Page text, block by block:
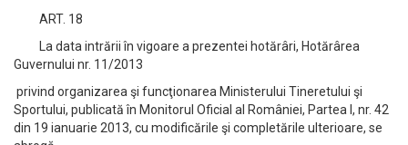
ART. 18
La data intrării în vigoare a prezentei hotărâri, Hotărârea
Guvernului nr. 11/2013
privind organizarea şi funcţionarea Ministerului Tineretului şi
Sportului, publicată în Monitorul Oficial al României, Partea I, nr. 42
din 19 ianuarie 2013, cu modificările şi completările ulterioare, se